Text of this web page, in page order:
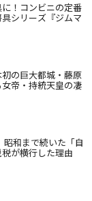
！コンビニの定番
シリーズ『ジムマ
の巨大都城・藤原
帝・持統天皇の凄
和まで続いた「自
が横行した理由